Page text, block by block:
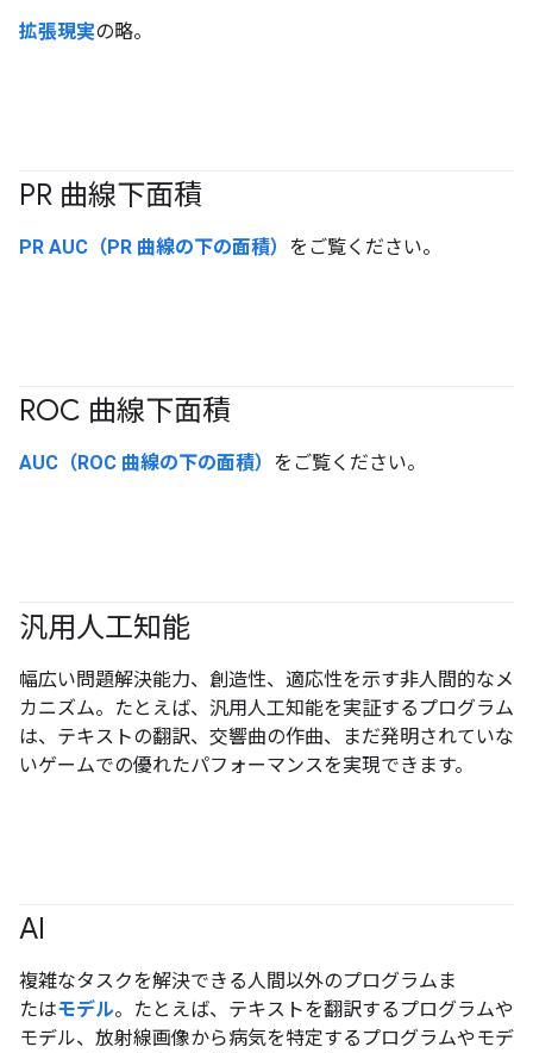
拡張現実の略。
PR 曲線下面積
PR AUC（PR 曲線の下の面積） をご覧ください。
ROC 曲線下面積
AUC（ROC 曲線の下の面積） をご覧ください。
汎用人工知能
幅広い問題解決能力、創造性、適応性を示す非人間的なメ
カニズム。
たとえば、汎用人工知能を実証するプログラム
は、テキストの翻訳、交響曲の作曲、まだ発明されていな
いゲームでの優れたパフォーマンスを実現できます。
AI
複雑なタスクを解決できる人間以外のプログラムま
たはモデル。たとえば、テキストを翻訳するプログラムや
モデル、放射線画像から病気を特定するプログラムやモデ